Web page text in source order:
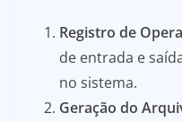
Registro de
de entrada e
no sistema.
Geração do